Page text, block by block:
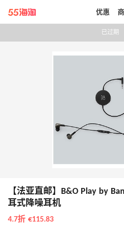
带你去官网买正品
优惠
已过期
【法亚直邮】B&O Play by
耳式降噪耳机
4.7折 €115.83